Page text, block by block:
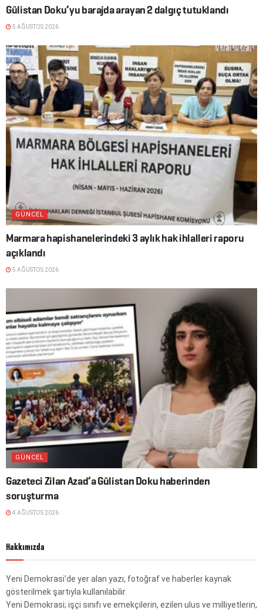
Gülistan Doku’yu barajda arayan 2 dalgıç tutuklandı
5 AĞUSTOS 2026
GÜNCEL
Marmara hapishanelerindeki 3 aylık hak ihlalleri raporu
açıklandı
5 AĞUSTOS 2026
GÜNCEL
Gazeteci Zilan Azad’a Gülistan Doku haberinden
soruşturma
4 AĞUSTOS 2026
Hakkımızda
Yeni Demokrasi’de yer alan yazı, fotoğraf ve haberler kaynak
gösterilmek şartıyla kullanılabilir.
Yeni Demokrasi; işçi sınıfı ve emekçilerin, ezilen ulus ve milliyetlerin,